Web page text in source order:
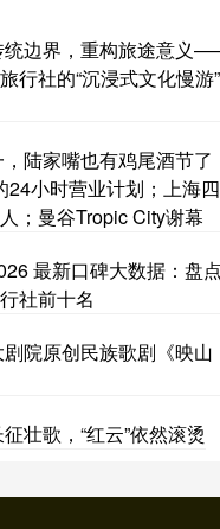
统边界，重构旅途意义
行社的“沉浸式文化慢游
陆家嘴也有鸡尾酒节了
24小时营业计划；上海
；曼谷Tropic City谢幕
最新口碑大数据：盘
社前十名
院原创民族歌剧《映山
壮歌，“红云”依然滚烫